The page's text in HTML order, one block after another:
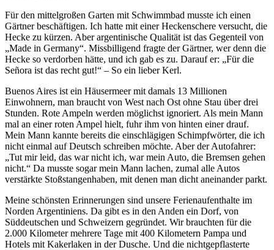
Für den mittelgroßen Garten mit Schwimmbad musste ich einen
Gärtner beschäftigen. Ich hatte mit einer Heckenschere versucht, die
Hecke zu kürzen. Aber argentinische Qualität ist das Gegenteil von
Made in Germany . Missbilligend fragte der Gärtner, wer denn die
Hecke so verdorben hätte, und ich gab es zu. Darauf er:
Für die
Señora ist das recht gut!
– So ein lieber Kerl.
Buenos Aires ist ein Häusermeer mit damals 13 Millionen
Einwohnern, man braucht von West nach Ost ohne Stau über drei
Stunden. Rote Ampeln werden möglichst ignoriert. Als mein Mann
mal an einer roten Ampel hielt, fuhr ihm von hinten einer drauf.
Mein Mann kannte bereits die einschlägigen Schimpfwörter, die ich
nicht einmal auf Deutsch schreiben möchte. Aber der Autofahrer:
Tut mir leid, das war nicht ich, war mein Auto, die Bremsen gehen
nicht.
Da musste sogar mein Mann lachen, zumal alle Autos
verstärkte Stoßstangenhaben, mit denen man dicht aneinander parkt.
Meine schönsten Erinnerungen sind unsere Ferienaufenthalte im
Norden Argentiniens. Da gibt es in den Anden ein Dorf, von
Süddeutschen und Schweizern gegründet. Wir brauchten für die
2.000 Kilometer mehrere Tage mit 400 Kilometern Pampa und
Hotels mit Kakerlaken in der Dusche. Und die nichtgepflasterte